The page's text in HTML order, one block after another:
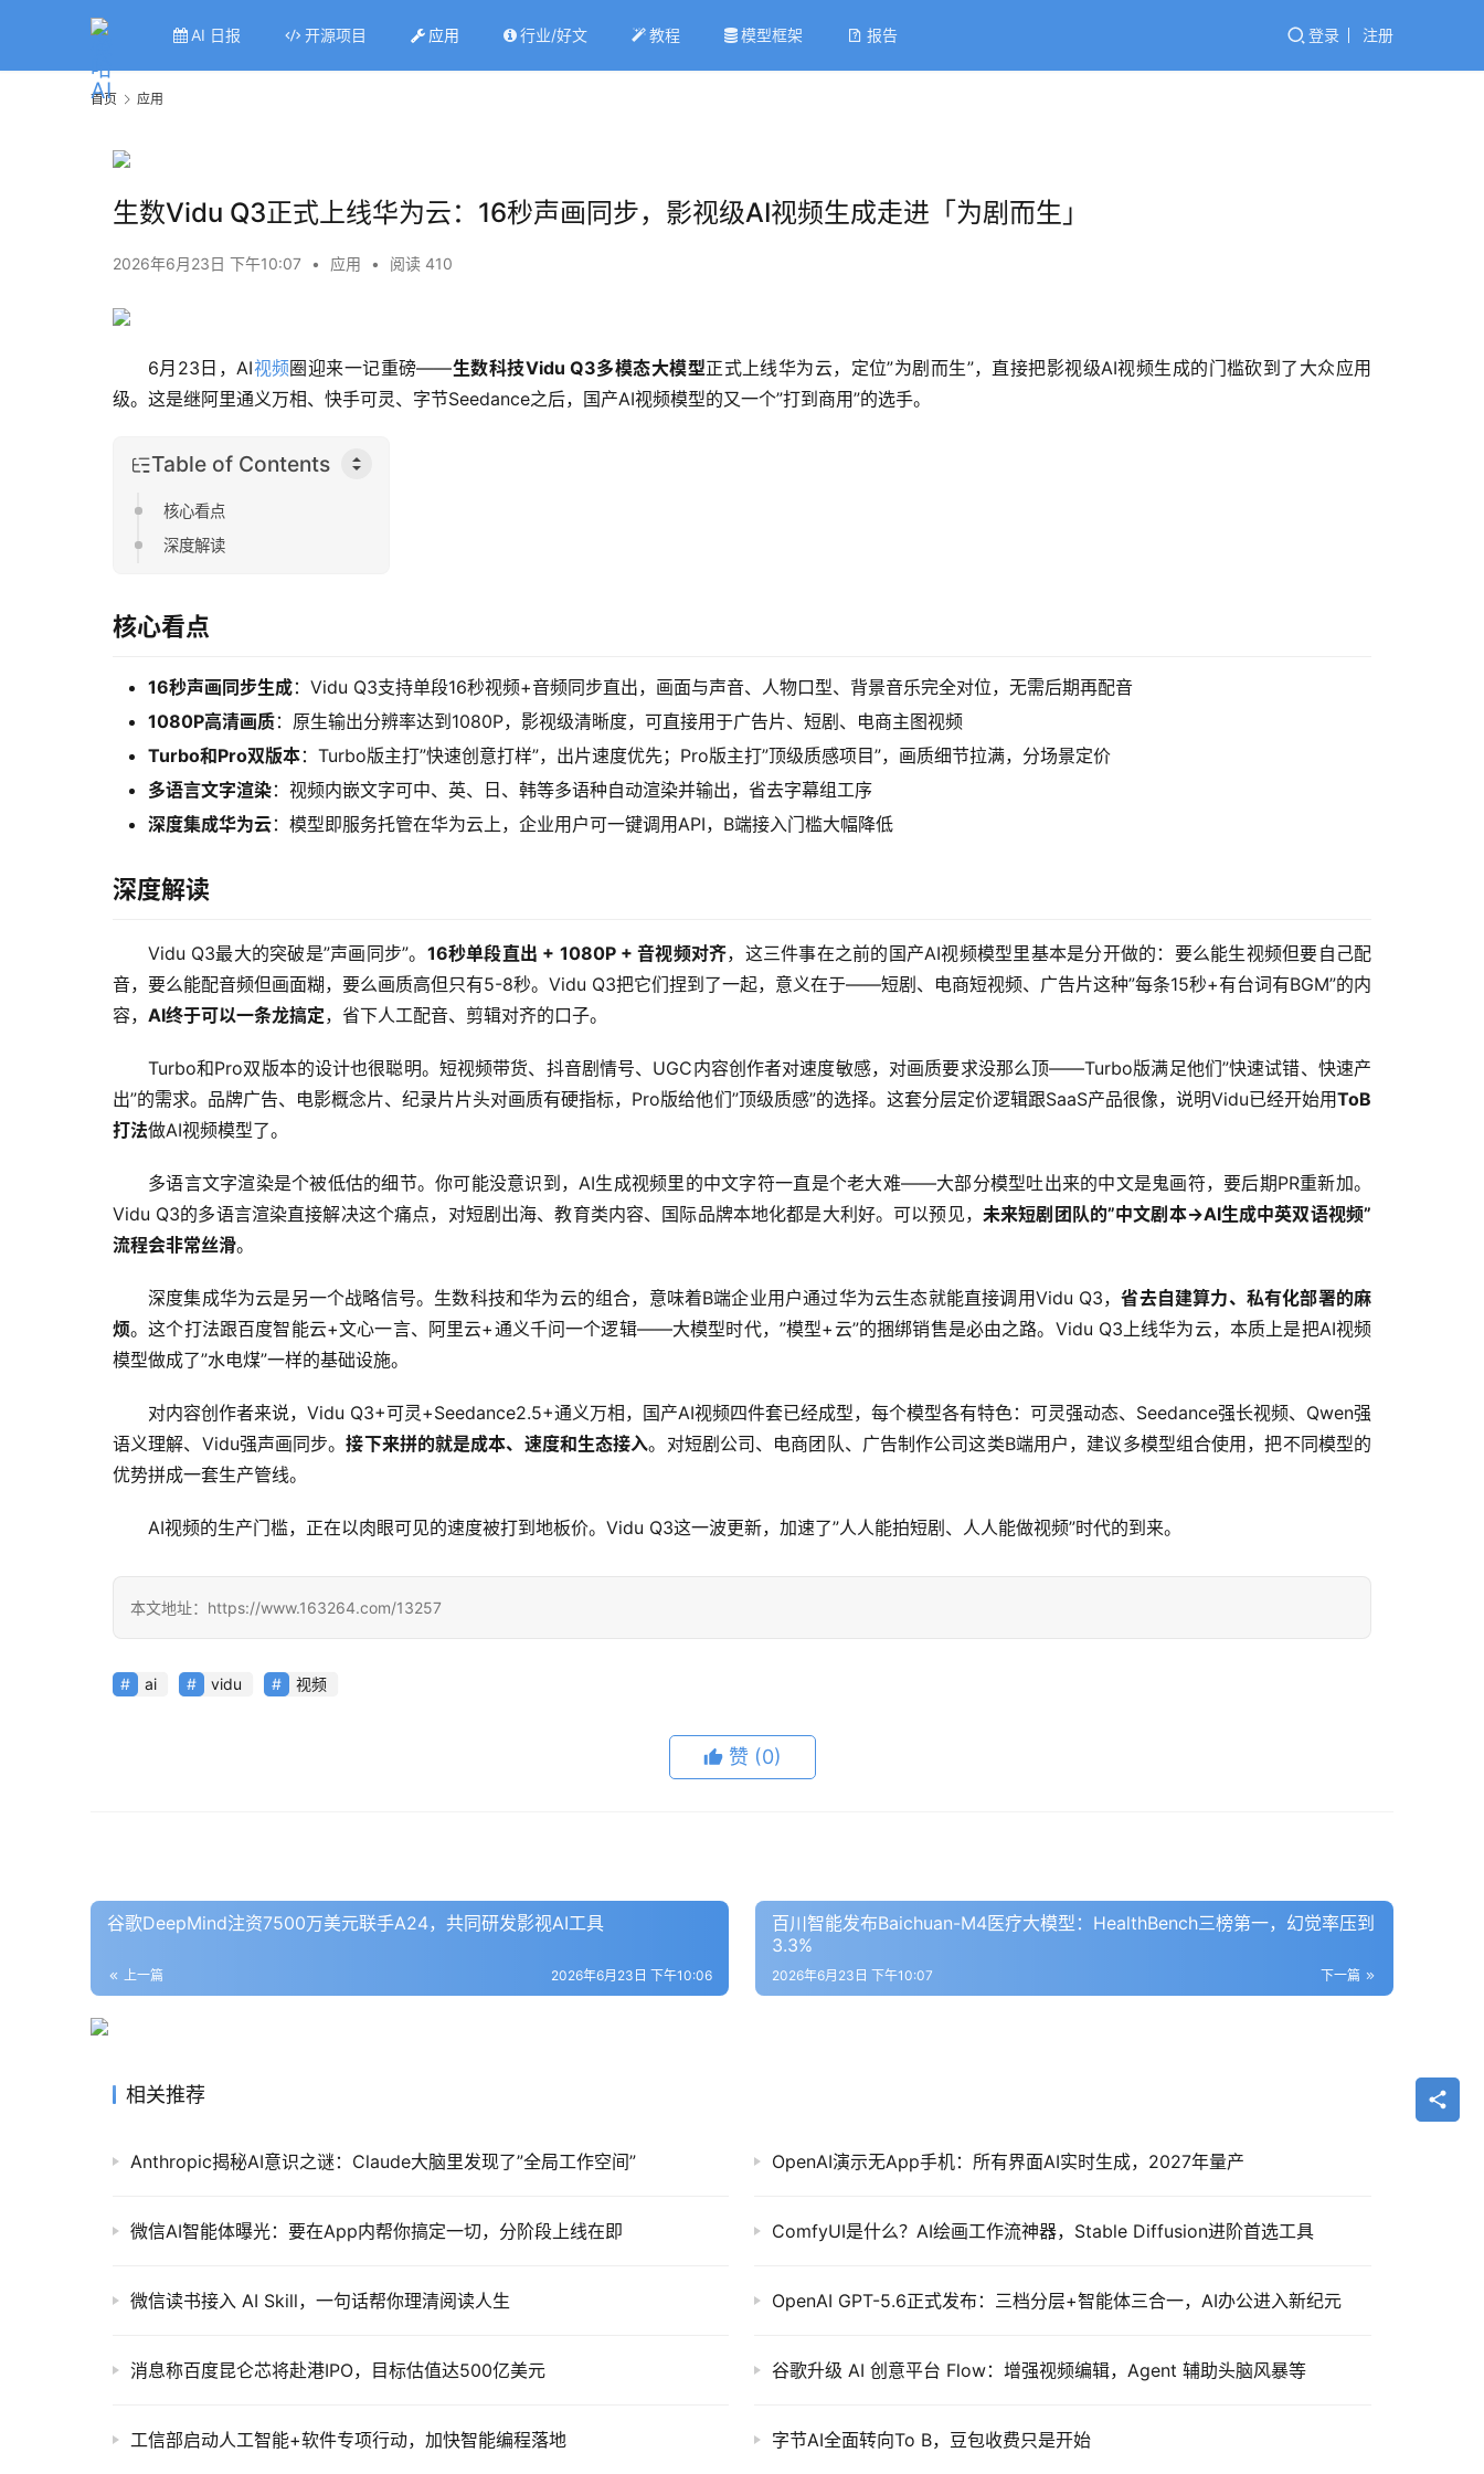
AI 日报 开源项目 应用 行业/好文 教程 模型框架 报告 登录 注册
首页 应用
生数Vidu Q3正式上线华为云：16秒声画同步，影视级AI视频生成走进「为剧而生」
2026年6月23日 下午10:07 • 应用 • 阅读 410
6月23日，AI视频圈迎来一记重磅——生数科技Vidu Q3多模态大模型正式上线华为云，定位”为剧而生”，直接把影视级AI视频生成的门槛砍到了大众应用
级。这是继阿里通义万相、快手可灵、字节Seedance之后，国产AI视频模型的又一个”打到商用”的选手。
Table of Contents
核心看点
深度解读
核心看点
16秒声画同步生成：Vidu Q3支持单段16秒视频+音频同步直出，画面与声音、人物口型、背景音乐完全对位，无需后期再配音
1080P高清画质：原生输出分辨率达到1080P，影视级清晰度，可直接用于广告片、短剧、电商主图视频
Turbo和Pro双版本：Turbo版主打”快速创意打样”，出片速度优先；Pro版主打”顶级质感项目”，画质细节拉满，分场景定价
多语言文字渲染：视频内嵌文字可中、英、日、韩等多语种自动渲染并输出，省去字幕组工序
深度集成华为云：模型即服务托管在华为云上，企业用户可一键调用API，B端接入门槛大幅降低
深度解读
Vidu Q3最大的突破是”声画同步”。 16秒单段直出 + 1080P + 音视频对齐，这三件事在之前的国产AI视频模型里基本是分开做的：要么能生视频但要自己配
音，要么能配音频但画面糊，要么画质高但只有5-8秒。Vidu Q3把它们捏到了一起，意义在于——短剧、电商短视频、广告片这种”每条15秒+有台词有BGM”的内
容， AI终于可以一条龙搞定，省下人工配音、剪辑对齐的口子。
Turbo和Pro双版本的设计也很聪明。短视频带货、抖音剧情号、UGC内容创作者对速度敏感，对画质要求没那么顶——Turbo版满足他们”快速试错、快速产
出”的需求。品牌广告、电影概念片、纪录片片头对画质有硬指标，Pro版给他们”顶级质感”的选择。这套分层定价逻辑跟SaaS产品很像，说明Vidu已经开始用ToB
打法做AI视频模型了。
多语言文字渲染是个被低估的细节。你可能没意识到，AI生成视频里的中文字符一直是个老大难——大部分模型吐出来的中文是鬼画符，要后期PR重新加。
Vidu Q3的多语言渲染直接解决这个痛点，对短剧出海、教育类内容、国际品牌本地化都是大利好。可以预见， 未来短剧团队的”中文剧本→AI生成中英双语视频”
流程会非常丝滑。
深度集成华为云是另一个战略信号。生数科技和华为云的组合，意味着B端企业用户通过华为云生态就能直接调用Vidu Q3，省去自建算力、私有化部署的麻
烦。这个打法跟百度智能云+文心一言、阿里云+通义千问一个逻辑——大模型时代，”模型+云”的捆绑销售是必由之路。Vidu Q3上线华为云，本质上是把AI视频
模型做成了”水电煤”一样的基础设施。
对内容创作者来说，Vidu Q3+可灵+Seedance2.5+通义万相，国产AI视频四件套已经成型，每个模型各有特色：可灵强动态、Seedance强长视频、Qwen强
语义理解、Vidu强声画同步。接下来拼的就是成本、速度和生态接入。对短剧公司、电商团队、广告制作公司这类B端用户，建议多模型组合使用，把不同模型的
优势拼成一套生产管线。
AI视频的生产门槛，正在以肉眼可见的速度被打到地板价。Vidu Q3这一波更新，加速了”人人能拍短剧、人人能做视频”时代的到来。
本文地址：https://www.163264.com/13257
ai vidu 视频
赞 (0)
谷歌DeepMind注资7500万美元联手A24，共同研发影视AI工具
上一篇 2026年6月23日 下午10:06
百川智能发布Baichuan-M4医疗大模型：HealthBench三榜第一，幻觉率压到
3.3%
下一篇
2026年6月23日 下午10:07
相关推荐
Anthropic揭秘AI意识之谜：Claude大脑里发现了”全局工作空间” OpenAI演示无App手机：所有界面AI实时生成，2027年量产
微信AI智能体曝光：要在App内帮你搞定一切，分阶段上线在即 ComfyUI是什么？AI绘画工作流神器，Stable Diffusion进阶首选工具
微信读书接入 AI Skill，一句话帮你理清阅读人生 OpenAI GPT-5.6正式发布：三档分层+智能体三合一，AI办公进入新纪元
消息称百度昆仑芯将赴港IPO，目标估值达500亿美元 谷歌升级 AI 创意平台 Flow：增强视频编辑，Agent 辅助头脑风暴等
工信部启动人工智能+软件专项行动，加快智能编程落地 字节AI全面转向To B，豆包收费只是开始